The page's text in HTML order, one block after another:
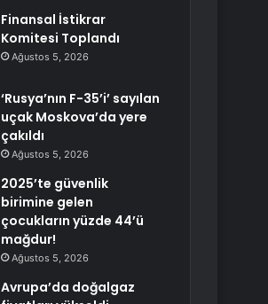
Finansal İstikrar
Komitesi Toplandı
Ağustos 5, 2026
‘Rusya’nın F-35’i’ sayılan
uçak Moskova’da yere
çakıldı
Ağustos 5, 2026
2025’te güvenlik
birimine gelen
çocukların yüzde 44’ü
mağdur!
Ağustos 5, 2026
Avrupa’da doğalgaz